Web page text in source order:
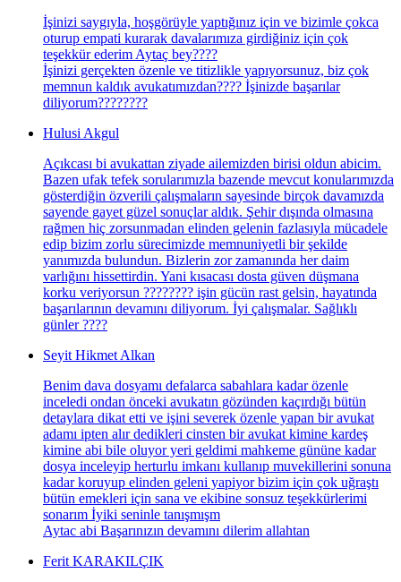
İşinizi saygıyla, hoşgörüyle yaptığınız için ve bizimle çokca
oturup empati kurarak davalarımıza girdiğiniz için çok
teşekkür ederim Aytaç bey????
İşinizi gerçekten özenle ve titizlikle yapıyorsunuz, biz çok
memnun kaldık avukatımızdan???? İşinizde başarılar
diliyorum????????
Hulusi Akgul
Açıkcası bi avukattan ziyade ailemizden birisi oldun abicim.
Bazen ufak tefek sorularımızla bazende mevcut konularımızda
gösterdiğin özverili çalışmaların sayesinde birçok davamızda
sayende gayet güzel sonuçlar aldık. Şehir dışında olmasına
rağmen hiç zorsunmadan elinden gelenin fazlasıyla mücadele
edip bizim zorlu sürecimizde memnuniyetli bir şekilde
yanımızda bulundun. Bizlerin zor zamanında her daim
varlığını hissettirdin. Yani kısacası dosta güven düşmana
korku veriyorsun ???????? işin gücün rast gelsin, hayatında
başarılarının devamını diliyorum. İyi çalışmalar. Sağlıklı
günler ????
Seyit Hikmet Alkan
Benim dava dosyamı defalarca sabahlara kadar özenle
inceledi ondan önceki avukatın gözünden kaçırdığı bütün
detaylara dikat etti ve işini severek özenle yapan bir avukat
adamı ipten alır dedikleri cinsten bir avukat kimine kardeş
kimine abi bile oluyor yeri geldimi mahkeme gününe kadar
dosya inceleyip herturlu imkanı kullanıp muvekillerini sonuna
kadar koruyup elinden geleni yapiyor bizim için çok uğraştı
bütün emekleri için sana ve ekibine sonsuz teşekkürlerimi
sonarım İyiki seninle tanışmışm
Aytac abi Başarınızın devamını dilerim allahtan
Ferit KARAKILÇIK